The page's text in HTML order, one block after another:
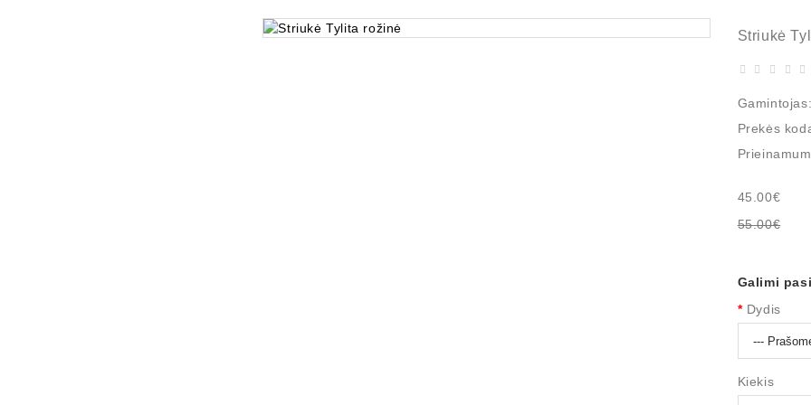
Striukė
Prekės
45.00€
55.00€
Galimi
Dydis
Kiekis